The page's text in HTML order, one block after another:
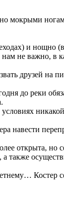
мокрыми
и нощно
не важно, в
друзей на
до реки
навести
открыта, но
также
Костер